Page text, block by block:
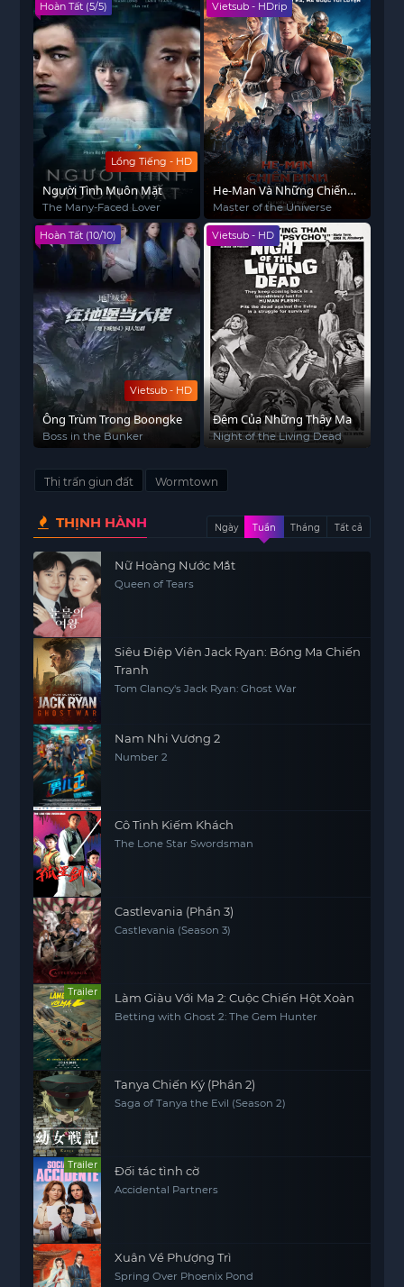
Lồng Tiếng - HD
Hoàn Tất (5/5)
Người Tình Muôn Mặt
The Many-Faced Lover
Vietsub - HDrip
He-Man Và Những Chiến
Binh Vũ Trụ
Master of the Universe
Vietsub - HD
Hoàn Tất (10/10)
Ông Trùm Trong Boongke
Boss in the Bunker
Vietsub - HD
Đêm Của Những Thây Ma
Night of the Living Dead
Thị trấn giun đất Wormtown
THỊNH HÀNH Ngày Tuần Tháng Tất cả
Nữ Hoàng Nước Mắt
Queen of Tears
Siêu Điệp Viên Jack Ryan: Bóng Ma Chiến
Tranh
Tom Clancy's Jack Ryan: Ghost War
Nam Nhi Vương 2
Number 2
Cô Tinh Kiếm Khách
The Lone Star Swordsman
Castlevania (Phần 3)
Castlevania (Season 3)
Trailer Làm Giàu Với Ma 2: Cuộc Chiến Hột Xoàn
Betting with Ghost 2: The Gem Hunter
Tanya Chiến Ký (Phần 2)
Saga of Tanya the Evil (Season 2)
Trailer Đối tác tình cờ
Accidental Partners
Xuân Về Phượng Trì
Spring Over Phoenix Pond